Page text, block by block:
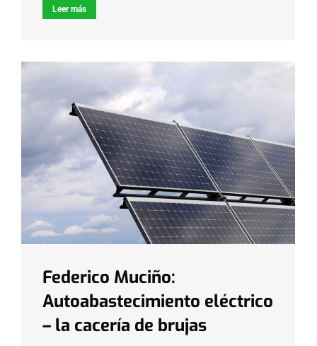
Leer más
Federico Muciño:
Autoabastecimiento eléctrico
– la cacería de brujas